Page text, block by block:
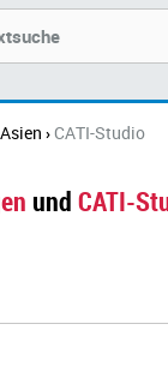
Asien ›CATI-Studio
und CATI-